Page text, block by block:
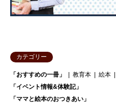
カテゴリー
「おすすめの一冊」 教育本 絵本
「イベント情報&体験記」
「ママと絵本のおつきあい」